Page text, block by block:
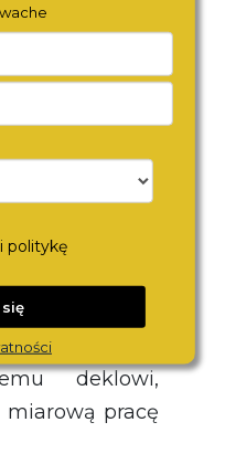
na tym, żeby
dla taty,
sprawdź
Jego design
deski
a sam
swoim
to zegarek z
dzięki
w cyferblacie
deklowi,
pracę
politykę